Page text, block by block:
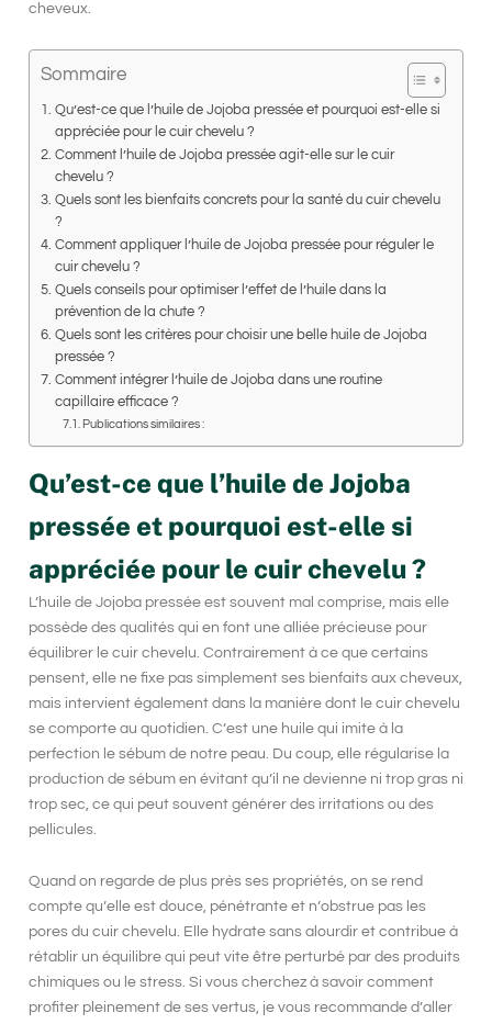
cheveux.
Sommaire
Qu’est-ce que l’huile de Jojoba pressée et pourquoi est-elle si
appréciée pour le cuir chevelu ?
Comment l’huile de Jojoba pressée agit-elle sur le cuir
chevelu ?
Quels sont les bienfaits concrets pour la santé du cuir chevelu
?
Comment appliquer l’huile de Jojoba pressée pour réguler le
cuir chevelu ?
Quels conseils pour optimiser l’effet de l’huile dans la
prévention de la chute ?
Quels sont les critères pour choisir une belle huile de Jojoba
pressée ?
Comment intégrer l’huile de Jojoba dans une routine
capillaire efficace ?
Publications similaires :
Qu’est-ce que l’huile de Jojoba
pressée et pourquoi est-elle si
appréciée pour le cuir chevelu ?
L’huile de Jojoba pressée est souvent mal comprise, mais elle
possède des qualités qui en font une alliée précieuse pour
équilibrer le cuir chevelu . Contrairement à ce que certains
pensent, elle ne fixe pas simplement ses bienfaits aux cheveux,
mais intervient également dans la manière dont le cuir chevelu
se comporte au quotidien. C’est une huile qui imite à la
perfection le sébum de notre peau. Du coup, elle régularise la
production de sébum en évitant qu’il ne devienne ni trop gras ni
trop sec, ce qui peut souvent générer des irritations ou des
pellicules.
Quand on regarde de plus près ses propriétés, on se rend
compte qu’elle est douce, pénétrante et n’obstrue pas les
pores du cuir chevelu. Elle hydrate sans alourdir et contribue à
rétablir un équilibre qui peut vite être perturbé par des produits
chimiques ou le stress. Si vous cherchez à savoir comment
profiter pleinement de ses vertus, je vous recommande d’aller